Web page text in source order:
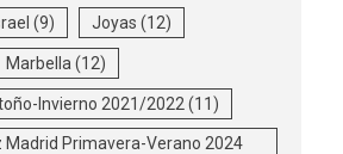
(9) Joyas (12)
Marbella (12)
Invierno 2021/2022 (11)
Madrid Primavera-Verano 2024